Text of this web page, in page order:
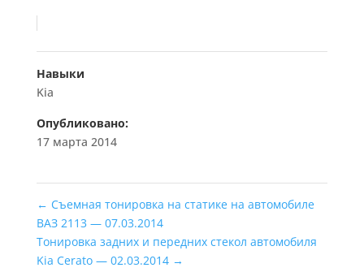
Навыки
Kia
Опубликовано:
17 марта 2014
← Съемная тонировка на статике на автомобиле
ВАЗ 2113 — 07.03.2014
Тонировка задних и передних стекол автомобиля
Kia Cerato — 02.03.2014 →